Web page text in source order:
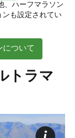
、ハーフマラソン
も設定されてい
について
トラマ